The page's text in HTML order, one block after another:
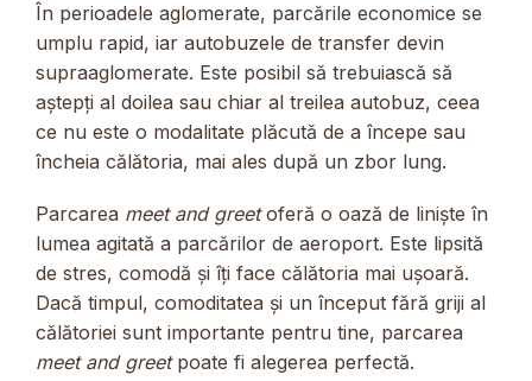
În perioadele aglomerate, parcările economice se
umplu rapid, iar autobuzele de transfer devin
supraaglomerate. Este posibil să trebuiască să
aștepți al doilea sau chiar al treilea autobuz, ceea
ce nu este o modalitate plăcută de a începe sau
încheia călătoria, mai ales după un zbor lung.
Parcarea meet and greetoferă o oază de liniște în
lumea agitată a parcărilor de aeroport. Este lipsită
de stres, comodă și îți face călătoria mai ușoară.
Dacă timpul, comoditatea și un început fără griji al
călătoriei sunt importante pentru tine, parcarea
meet and greetpoate fi alegerea perfectă.